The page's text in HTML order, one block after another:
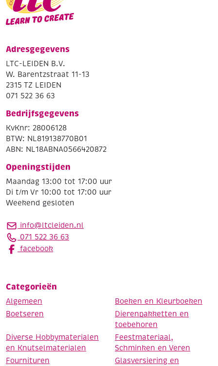
Adresgegevens
LTC-LEIDEN B.V.
W. Barentzstraat 11-13
2315 TZ LEIDEN
071 522 36 63
Bedrijfsgegevens
KvKnr: 28006128
BTW: NL819138770B01
ABN: NL18ABNA0566420872
Openingstijden
Maandag 13:00 tot 17:00 uur
Di t/m Vr 10:00 tot 17:00 uur
Weekend gesloten
info@ltcleiden.nl
071 522 36 63
facebook
Categorieën
Algemeen
Boeken en Kleurboeken
Boetseren
Dierenpakketten en
toebehoren
Diverse Hobbymaterialen
en Knutselmaterialen
Feestmateriaal,
Schminken en Veren
Fournituren
Glasversiering en